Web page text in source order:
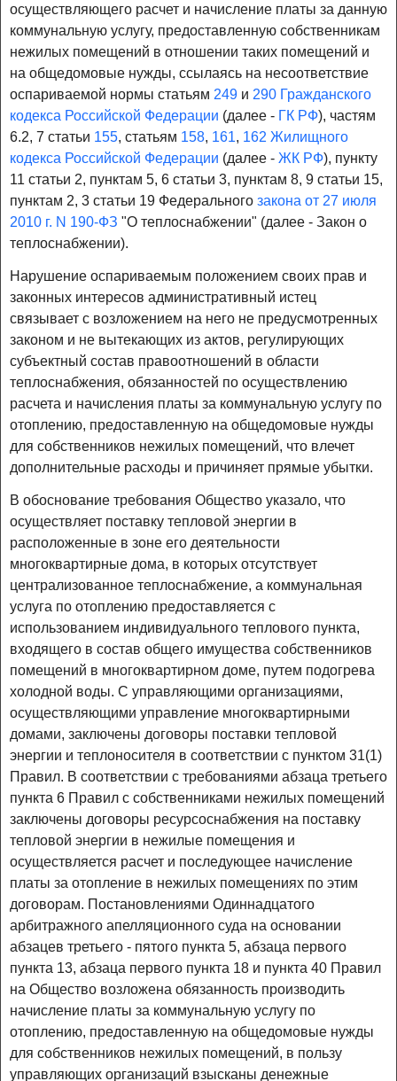
осуществляющего расчет и начисление платы за данную
коммунальную услугу, предоставленную собственникам
нежилых помещений в отношении таких помещений и
на общедомовые нужды, ссылаясь на несоответствие
оспариваемой нормы статьям 249 и 290 Гражданского
кодекса Российской Федерации (далее - ГК РФ), частям
6.2, 7 статьи 155, статьям 158, 161, 162 Жилищного
кодекса Российской Федерации (далее - ЖК РФ), пункту
11 статьи 2, пунктам 5, 6 статьи 3, пунктам 8, 9 статьи 15,
пунктам 2, 3 статьи 19 Федерального закона от 27 июля
2010 г. N 190-ФЗ "О теплоснабжении" (далее - Закон о
теплоснабжении).
Нарушение оспариваемым положением своих прав и
законных интересов административный истец
связывает с возложением на него не предусмотренных
законом и не вытекающих из актов, регулирующих
субъектный состав правоотношений в области
теплоснабжения, обязанностей по осуществлению
расчета и начисления платы за коммунальную услугу по
отоплению, предоставленную на общедомовые нужды
для собственников нежилых помещений, что влечет
дополнительные расходы и причиняет прямые убытки.
В обоснование требования Общество указало, что
осуществляет поставку тепловой энергии в
расположенные в зоне его деятельности
многоквартирные дома, в которых отсутствует
централизованное теплоснабжение, а коммунальная
услуга по отоплению предоставляется с
использованием индивидуального теплового пункта,
входящего в состав общего имущества собственников
помещений в многоквартирном доме, путем подогрева
холодной воды. С управляющими организациями,
осуществляющими управление многоквартирными
домами, заключены договоры поставки тепловой
энергии и теплоносителя в соответствии с пунктом 31(1)
Правил. В соответствии с требованиями абзаца третьего
пункта 6 Правил с собственниками нежилых помещений
заключены договоры ресурсоснабжения на поставку
тепловой энергии в нежилые помещения и
осуществляется расчет и последующее начисление
платы за отопление в нежилых помещениях по этим
договорам. Постановлениями Одиннадцатого
арбитражного апелляционного суда на основании
абзацев третьего - пятого пункта 5, абзаца первого
пункта 13, абзаца первого пункта 18 и пункта 40 Правил
на Общество возложена обязанность производить
начисление платы за коммунальную услугу по
отоплению, предоставленную на общедомовые нужды
для собственников нежилых помещений, в пользу
управляющих организаций взысканы денежные